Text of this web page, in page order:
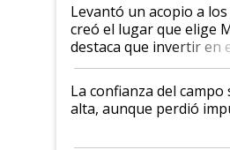
Levantó un acopio a los
creó el lugar que elige
destaca que invertir en
kirchnerismo era como
plata a un hijo para
Juan Félix Rossetti, el
que de una dura crisis
La confianza del campo
alta, aunque perdió